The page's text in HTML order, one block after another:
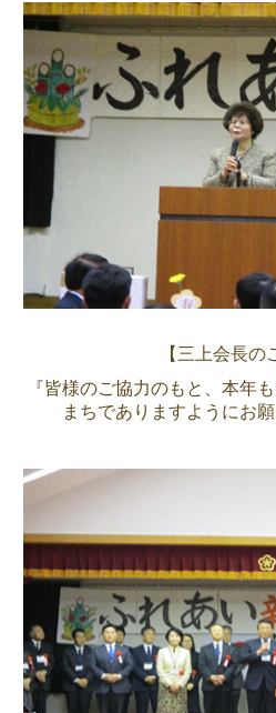
【三上会長の
『皆様のご協力のもと、本年
まちでありますようにお